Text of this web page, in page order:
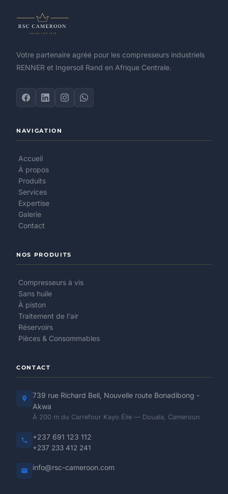
Votre partenaire agréé pour les compresseurs industriels
RENNER et Ingersoll Rand en Afrique Centrale.
NAVIGATION
Accueil
À propos
Produits
Services
Expertise
Galerie
Contact
NOS PRODUITS
Compresseurs à vis
Sans huile
À piston
Traitement de l'air
Réservoirs
Pièces & Consommables
CONTACT
739 rue Richard Bell, Nouvelle route Bonadibong -
Akwa
À 200 m du Carrefour Kayo Élie — Douala, Cameroun
+237 691 123 112
+237 233 412 241
info@rsc-cameroon.com